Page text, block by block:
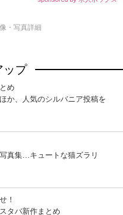
・写真詳細
ップ
め
か、人気のシルバニア投稿を
真集…キュートな猫ズラリ
！
タバ新作まとめ